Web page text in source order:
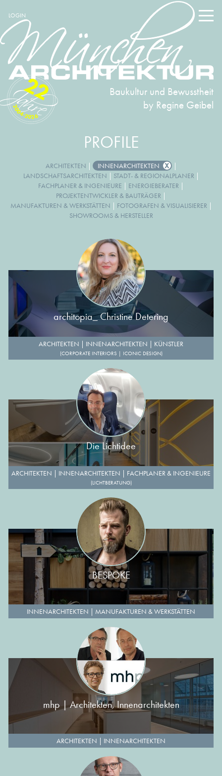
LOGIN
Baukultur und Bewusstheit
by Regine Geibel
2004-2026
22
PROFILE
ARCHITEKTEN | INNENARCHITEKTEN
|
LANDSCHAFTSARCHITEKTEN | STADT- & REGIONALPLANER |
FACHPLANER & INGENIEURE | ENERGIEBERATER |
PROJEKTENTWICKLER & BAUTRÄGER |
MANUFAKTUREN & WERKSTÄTTEN | FOTOGRAFEN & VISUALISIERER |
SHOWROOMS & HERSTELLER
architopia_ Christine Detering
ARCHITEKTEN | INNENARCHITEKTEN | KÜNSTLER
(CORPORATE INTERIORS | ICONIC DESIGN)
Die Lichtidee
ARCHITEKTEN | INNENARCHITEKTEN | FACHPLANER & INGENIEURE
(LICHTBERATUNG)
BESPOKE
INNENARCHITEKTEN | MANUFAKTUREN & WERKSTÄTTEN
mhp | Architekten, Innenarchitekten
ARCHITEKTEN | INNENARCHITEKTEN